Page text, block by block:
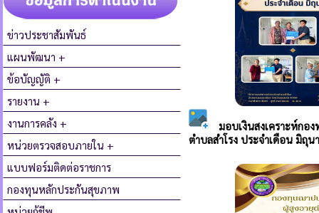
ข่าวประชาสัมพันธ์
แผนพัฒนา +
ข้อบัญญัติ +
รายงาน +
งานการคลัง +
หน่วยตรวจสอบภายใน +
แบบฟอร์มติดต่อราชการ
กองทุนหลักประกันสุขภาพ